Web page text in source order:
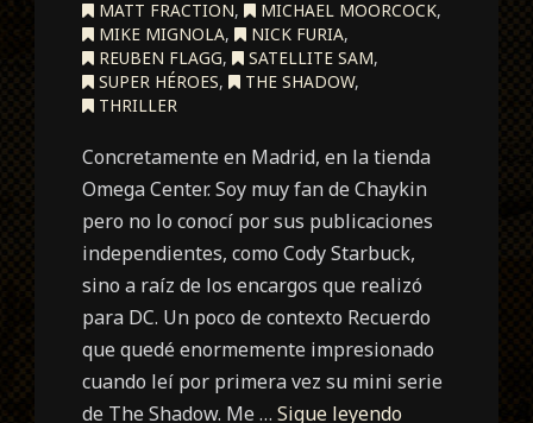
MATT FRACTION, MICHAEL MOORCOCK,
MIKE MIGNOLA, NICK FURIA,
REUBEN FLAGG, SATELLITE SAM,
SUPER HÉROES, THE SHADOW,
THRILLER
Concretamente en Madrid, en la tienda
Omega Center. Soy muy fan de Chaykin
pero no lo conocí por sus publicaciones
independientes, como Cody Starbuck,
sino a raíz de los encargos que realizó
para DC. Un poco de contexto Recuerdo
que quedé enormemente impresionado
cuando leí por primera vez su mini serie
de The Shadow. Me …Sigue leyendo